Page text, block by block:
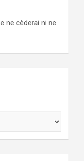
ne cèderai ni ne